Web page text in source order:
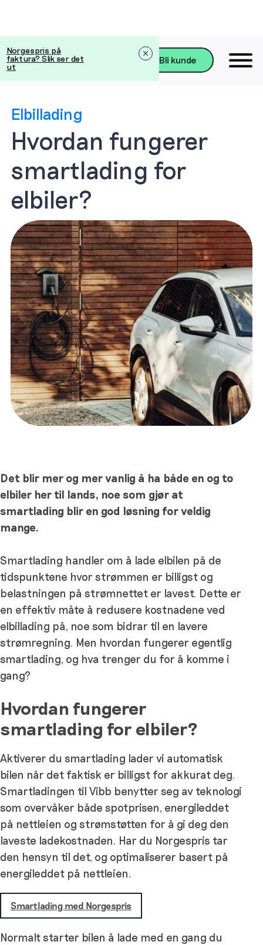
Norgespris på
faktura? Slik ser det
ut
Bli kunde
Elbillading
Hvordan fungerer
smartlading for
elbiler?
Det blir mer og mer vanlig å ha både en og to
elbiler her til lands, noe som gjør at
smartlading blir en god løsning for veldig
mange.
Smartlading handler om å lade elbilen på de
tidspunktene hvor strømmen er billigst og
belastningen på strømnettet er lavest. Dette er
en effektiv måte å redusere kostnadene ved
elbillading på, noe som bidrar til en lavere
strømregning. Men hvordan fungerer egentlig
smartlading, og hva trenger du for å komme i
gang?
Hvordan fungerer
smartlading for elbiler?
Aktiverer du smartlading lader vi automatisk
bilen når det faktisk er billigst for akkurat deg.
Smartladingen til Vibb benytter seg av teknologi
som overvåker både spotprisen, energileddet
på nettleien og strømstøtten for å gi deg den
laveste ladekostnaden. Har du Norgespris tar
den hensyn til det, og optimaliserer basert på
energileddet på nettleien.
Smartlading med Norgespris
Normalt starter bilen å lade med en gang du